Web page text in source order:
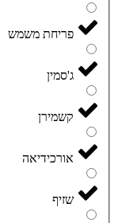
פריחת משמש
ג'סמין
קשמירן
אורכידיאה
שזיף